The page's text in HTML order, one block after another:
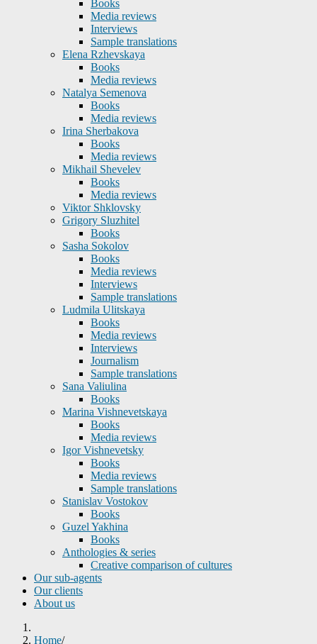
Books
Media reviews
Interviews
Sample translations
Elena Rzhevskaya
Books
Media reviews
Natalya Semenova
Books
Media reviews
Irina Sherbakova
Books
Media reviews
Mikhail Shevelev
Books
Media reviews
Viktor Shklovsky
Grigory Sluzhitel
Books
Sasha Sokolov
Books
Media reviews
Interviews
Sample translations
Ludmila Ulitskaya
Books
Media reviews
Interviews
Journalism
Sample translations
Sana Valiulina
Books
Marina Vishnevetskaya
Books
Media reviews
Igor Vishnevetsky
Books
Media reviews
Sample translations
Stanislav Vostokov
Books
Guzel Yakhina
Books
Anthologies & series
Creative comparison of cultures
Our sub-agents
Our clients
About us
Home/